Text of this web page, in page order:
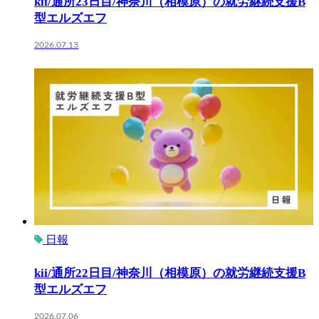
型エルズエフ
2026.07.13
日報
kii/通所22日目/神奈川（相模原）の就労継続支援B
型エルズエフ
2026.07.06